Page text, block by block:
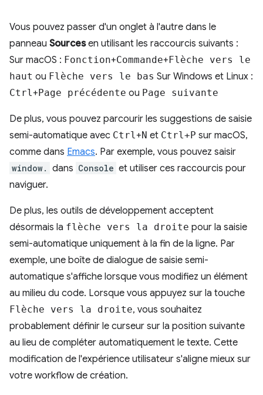
Vous pouvez passer d'un onglet à l'autre dans le
panneau Sourcesen utilisant les raccourcis suivants :
Sur macOS : Fonction+Commande+ Flèche vers le
haut ou Flèche vers le bas Sur Windows et Linux :
Ctrl+ Page précédente ou Page suivante
De plus, vous pouvez parcourir les suggestions de saisie
semi-automatique avec Ctrl+N et Ctrl+P sur macOS,
comme dans Emacs. Par exemple, vous pouvez saisir
window. dans Console et utiliser ces raccourcis pour
naviguer.
De plus, les outils de développement acceptent
désormais la flèche vers la droite pour la saisie
semi-automatique uniquement à la fin de la ligne. Par
exemple, une boîte de dialogue de saisie semi-
automatique s'affiche lorsque vous modifiez un élément
au milieu du code. Lorsque vous appuyez sur la touche
Flèche vers la droite, vous souhaitez
probablement définir le curseur sur la position suivante
au lieu de compléter automatiquement le texte. Cette
modification de l'expérience utilisateur s'aligne mieux sur
votre workflow de création.